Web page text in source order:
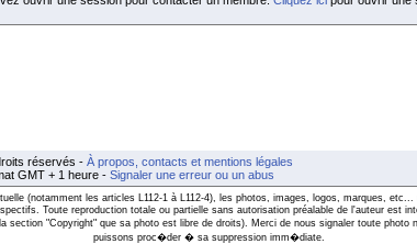
réservés - À propos, contacts et mentions légales
GMT + 1 heure - Signaler une erreur ou un abus
(notamment les articles L112-1 à L112-4), les photos, images, logos, marques,
Toute reproduction totale ou partielle sans autorisation préalable de l'auteur est
"Copyright" que sa photo est libre de droits). Merci de nous signaler toute photo
puissons proc�der � sa suppression imm�diate.